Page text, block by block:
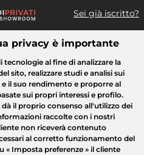
Sei già iscritto?
Bellezza Elettrodomestici
privacy è importante
al fine di analizzare la
sito, realizzare studi e analisi sui
il suo rendimento e proporre al
sui propri interessi e profilo.
dà il proprio consenso all'utilizzo dei
raccolte con i nostri
non riceverà contenuto
al corretto funzionamento del
« Imposta preferenze » il cliente